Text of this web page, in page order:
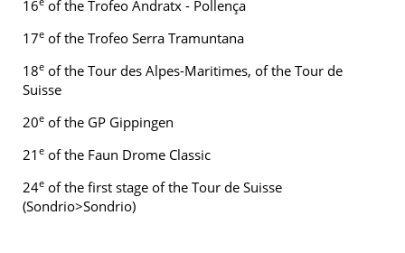
16 of the Trofeo Andratx - Pollença
17e of the Trofeo Serra Tramuntana
18e of the Tour des Alpes-Maritimes, of the Tour de
Suisse
20e of the GP Gippingen
21 e of the Faun Drome Classic
24e of the first stage of the Tour de Suisse
(Sondrio>Sondrio)